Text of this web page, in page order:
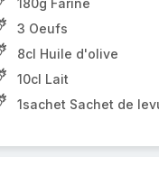
180g Farine
3 Oeufs
8cl Huile d'olive
10cl Lait
1sachet Sachet de